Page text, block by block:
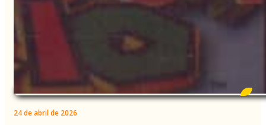
24 de abril de 2026